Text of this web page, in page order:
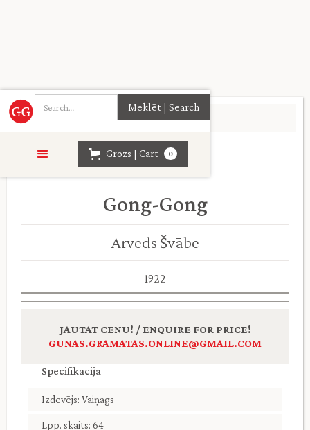
Grozs | Cart 0
Sākumlapa > Kolekcijas
Gong-Gong
Arveds Švābe
1922
JAUTĀT CENU! / ENQUIRE FOR PRICE!
GUNAS.GRAMATAS.ONLINE@GMAIL.COM
Specifikācija
Izdevējs: Vaiņags
Lpp. skaits: 64